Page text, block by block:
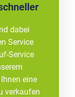
dabei
Service
Service
eine
verkaufen